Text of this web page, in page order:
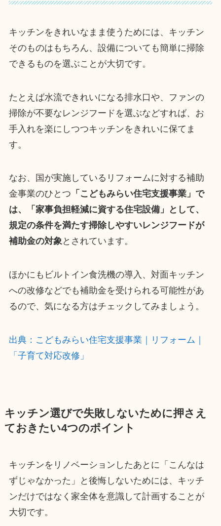
キッチンをきれいなまま使うためには、キッチン
そのものはもちろん、設備についても簡単に掃除
できるものを選ぶことが大切です。
たとえば水流できれいになる排水口や、ファンの
掃除が不要なレンジフードを選ぶなどすれば、お
手入れを楽にしつつキッチンをきれいに保てま
す。
なお、国が実施しているリフォームに対する補助
金事業のひとつ 「こどもみらい住宅支援事業」で
は、「家事負担軽減に資する住宅設備」として、
規定の条件を満たす掃除しやすいレンジフードが
補助金の対象とされています。
ほかにもビルトイン食洗機の導入、対面キッチン
への改修などでも補助金を受けられる可能性があ
るので、気になる方はチェックしてみましょう。
出典：こどもみらい住宅支援事業｜リフォーム｜
「子育て対応改修」
キッチン選びで失敗しないために押さえ
ておきたい4つのポイント
キッチンをリノベーションしたあとに「こんなは
ずじゃなかった」と後悔しないためには、キッチ
ンだけではなく家全体を意識して計画することが
大切です。